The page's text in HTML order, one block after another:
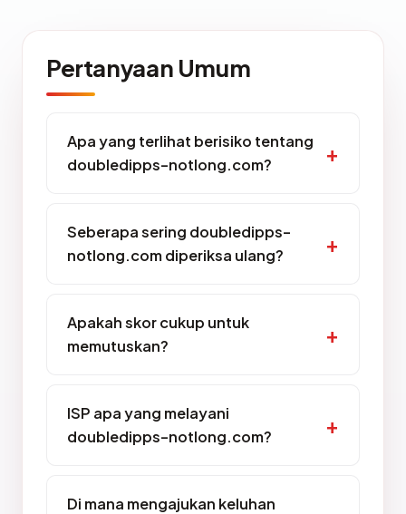
Pertanyaan Umum
Apa yang terlihat berisiko tentang
doubledipps-notlong.com?
Seberapa sering doubledipps-
notlong.com diperiksa ulang?
Apakah skor cukup untuk
memutuskan?
ISP apa yang melayani
doubledipps-notlong.com?
Di mana mengajukan keluhan